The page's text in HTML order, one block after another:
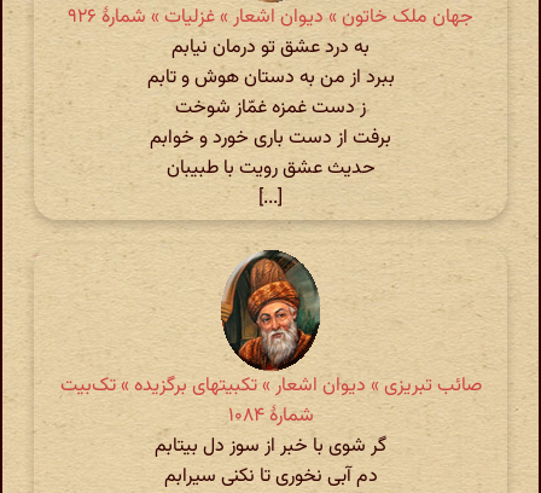
جهان ملک خاتون » دیوان اشعار » غزلیات » شمارهٔ ۹۲۶
به درد عشق تو درمان نیابم
ببرد از من به دستان هوش و تابم
ز دست غمزه غمّاز شوخت
برفت از دست باری خورد و خوابم
حدیث عشق رویت با طبیبان
[...]
صائب تبریزی » دیوان اشعار » تکبیتهای برگزیده » تک‌بیت
شمارهٔ ۱۰۸۴
گر شوی با خبر از سوز دل بیتابم
دم آبی نخوری تا نکنی سیرابم